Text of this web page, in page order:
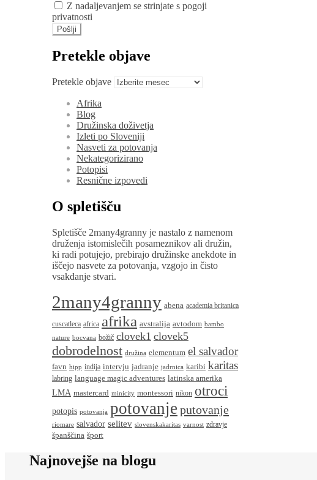
Z nadaljevanjem se strinjate s pogoji
privatnosti
Pretekle objave
Pretekle objave
Afrika
Blog
Družinska doživetja
Izleti po Sloveniji
Nasveti za potovanja
Nekategorizirano
Potopisi
Resnične izpovedi
O spletišču
Spletišče 2many4granny je nastalo z namenom
druženja istomislečih posameznikov ali družin,
ki radi potujejo, prebirajo družinske anekdote in
iščejo nasvete za potovanja, vzgojo in čisto
vsakdanje stvari.
2many4granny abena academia britanica
cuscatleca africa afrika avstralija avtodom bambo
nature bocvana božič clovek1 clovek5
dobrodelnost družina elementum el salvador
favn hipp indija intervju jadranje jadrnica karibi karitas
labring language magic adventures latinska amerika
LMA mastercard minicity montessori nikon otroci
potopis potovanja potovanje putovanje
riomare salvador selitev slovenskakaritas varnost zdravje
španščina šport
Najnovejše na blogu